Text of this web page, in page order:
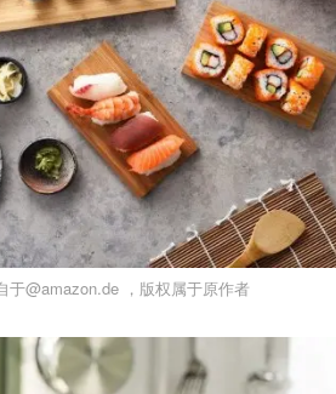
于@amazon.de ，版权属于原作者